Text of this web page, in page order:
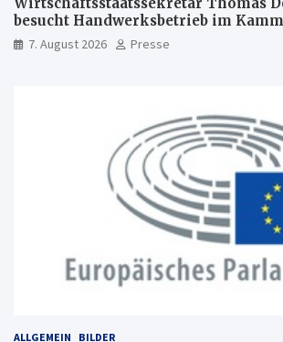
Wirtschaftsstaatssekretär Thomas
besucht Handwerksbetrieb im
Freiburg
7. August 2026 Presse
ALLGEMEIN BILDER